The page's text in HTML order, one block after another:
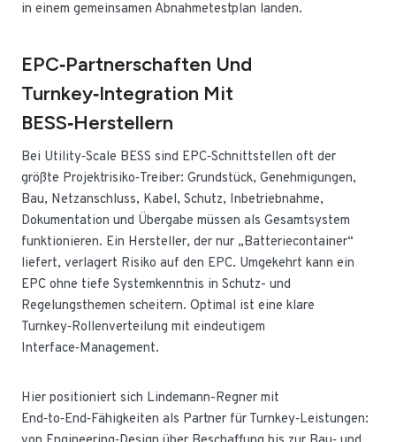
in einem gemeinsamen Abnahmetestplan landen.
EPC‑Partnerschaften Und
Turnkey‑Integration Mit
BESS‑Herstellern
Bei Utility‑Scale BESS sind EPC‑Schnittstellen oft der
größte Projektrisiko‑Treiber: Grundstück, Genehmigungen,
Bau, Netzanschluss, Kabel, Schutz, Inbetriebnahme,
Dokumentation und Übergabe müssen als Gesamtsystem
funktionieren. Ein Hersteller, der nur „Batteriecontainer“
liefert, verlagert Risiko auf den EPC. Umgekehrt kann ein
EPC ohne tiefe Systemkenntnis in Schutz- und
Regelungsthemen scheitern. Optimal ist eine klare
Turnkey‑Rollenverteilung mit eindeutigem
Interface‑Management.
Hier positioniert sich Lindemann-Regner mit
End‑to‑End‑Fähigkeiten als Partner für Turnkey‑Leistungen: